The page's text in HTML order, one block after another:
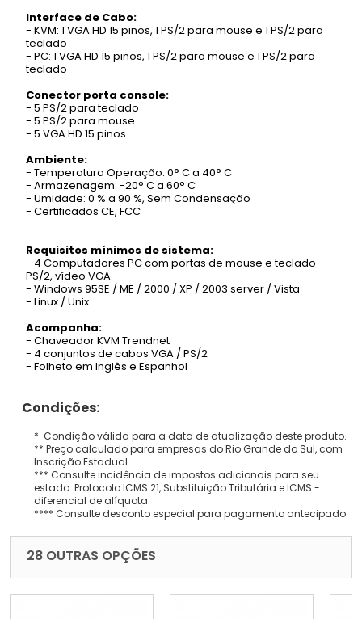
Interface de Cabo:
- KVM: 1 VGA HD 15 pinos, 1 PS/2 para mouse e 1 PS/2 para
teclado
- PC: 1 VGA HD 15 pinos, 1 PS/2 para mouse e 1 PS/2 para
teclado
Conector porta console:
- 5 PS/2 para teclado
- 5 PS/2 para mouse
- 5 VGA HD 15 pinos
Ambiente:
- Temperatura Operação: 0° C a 40° C
- Armazenagem: -20° C a 60° C
- Umidade: 0 % a 90 %, Sem Condensação
- Certificados CE, FCC
Requisitos mínimos de sistema:
- 4 Computadores PC com portas de mouse e teclado
PS/2, vídeo VGA
- Windows 95SE / ME / 2000 / XP / 2003 server / Vista
- Linux / Unix
Acompanha:
- Chaveador KVM Trendnet
- 4 conjuntos de cabos VGA / PS/2
- Folheto em Inglês e Espanhol
Condições:
* Condição válida para a data de atualização deste produto.
** Preço calculado para empresas do Rio Grande do Sul, com
Inscrição Estadual.
*** Consulte incidência de impostos adicionais para seu
estado: Protocolo ICMS 21, Substituição Tributária e ICMS -
diferencial de alíquota.
**** Consulte desconto especial para pagamento antecipado.
28 OUTRAS OPÇÕES